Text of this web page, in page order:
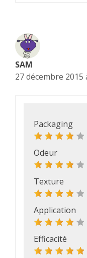
SAM
27 décembre 2015
Packaging
Odeur
Texture
Application
Efficacité